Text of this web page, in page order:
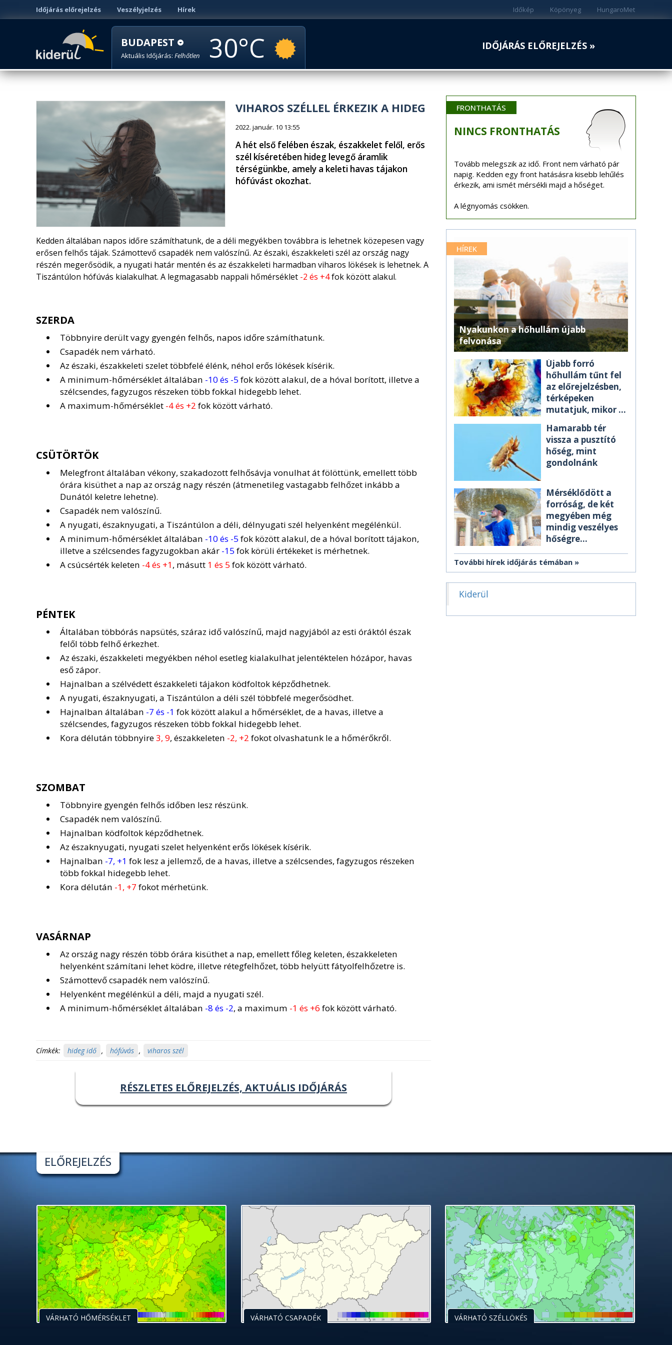
Időjárás előrejelzés Veszélyjelzés Hírek HungaroMet
Köpönyeg
Időkép
BUDAPEST
Aktuális Időjárás: Felhőtlen 30 IDŐJÁRÁS ELŐREJELZÉS »
VIHAROS SZÉLLEL ÉRKEZIK A HIDEG
2022. január. 10 13:55
A hét első felében észak, északkelet felől, erős
szél kíséretében hideg levegő áramlik
térségünkbe, amely a keleti havas tájakon
hófúvást okozhat.
Kedden általában napos időre számíthatunk, de a déli megyékben továbbra is lehetnek közepesen vagy
erősen felhős tájak. Számottevő csapadék nem valószínű. Az északi, északkeleti szél az ország nagy
részén megerősödik, a nyugati határ mentén és az északkeleti harmadban viharos lökések is lehetnek. A
Tiszántúlon hófúvás kialakulhat. A legmagasabb nappali hőmérséklet -2 és +4fok között alakul.
SZERDA
Többnyire derült vagy gyengén felhős, napos időre számíthatunk.
Csapadék nem várható.
Az északi, északkeleti szelet többfelé élénk, néhol erős lökések kísérik.
A minimum-hőmérséklet általában -10 és -5 fok között alakul, de a hóval borított, illetve a
szélcsendes, fagyzugos részeken több fokkal hidegebb lehet.
A maximum-hőmérséklet -4 és +2 fok között várható.
CSÜTÖRTÖK
Melegfront általában vékony, szakadozott felhősávja vonulhat át fölöttünk, emellett több
órára kisüthet a nap az ország nagy részén (átmenetileg vastagabb felhőzet inkább a
Dunától keletre lehetne).
Csapadék nem valószínű.
A nyugati, északnyugati, a Tiszántúlon a déli, délnyugati szél helyenként megélénkül.
A minimum-hőmérséklet általában -10 és -5 fok között alakul, de a hóval borított tájakon,
illetve a szélcsendes fagyzugokban akár -15 fok körüli értékeket is mérhetnek.
A csúcsérték keleten -4 és +1, másutt 1 és 5 fok között várható.
PÉNTEK
Általában többórás napsütés, száraz idő valószínű, majd nagyjából az esti óráktól észak
felől több felhő érkezhet.
Az északi, északkeleti megyékben néhol esetleg kialakulhat jelentéktelen hózápor, havas
eső zápor.
Hajnalban a szélvédett északkeleti tájakon ködfoltok képződhetnek.
A nyugati, északnyugati, a Tiszántúlon a déli szél többfelé megerősödhet.
Hajnalban általában -7 és -1 fok között alakul a hőmérséklet, de a havas, illetve a
szélcsendes, fagyzugos részeken több fokkal hidegebb lehet.
Kora délután többnyire3, 9, északkeleten -2, +2 fokot olvashatunk le a hőmérőkről.
SZOMBAT
Többnyire gyengén felhős időben lesz részünk.
Csapadék nem valószínű.
Hajnalban ködfoltok képződhetnek.
Az északnyugati, nyugati szelet helyenként erős lökések kísérik.
Hajnalban -7, +1 fok lesz a jellemző, de a havas, illetve a szélcsendes, fagyzugos részeken
több fokkal hidegebb lehet.
Kora délután -1, +7 fokot mérhetünk.
VASÁRNAP
Az ország nagy részén több órára kisüthet a nap, emellett főleg keleten, északkeleten
helyenként számítani lehet ködre, illetve rétegfelhőzet, több helyütt fátyolfelhőzetre is.
Számottevő csapadék nem valószínű.
Helyenként megélénkül a déli, majd a nyugati szél.
A minimum-hőmérséklet általában -8 és -2, a maximum -1 és +6 fok között várható.
Címkék: hideg idő , hófúvás , viharos szél
RÉSZLETES ELŐREJELZÉS, AKTUÁLIS IDŐJÁRÁS
FRONTHATÁS
NINCS FRONTHATÁS
Tovább melegszik az idő. Front nem várható pár
napig. Kedden egy front hatásásra kisebb lehűlés
érkezik, ami ismét mérsékli majd a hőséget.
A légnyomás csökken.
HÍREK
Nyakunkon a hőhullám újabb
felvonása
Újabb forró
hőhullám tűnt fel
az előrejelzésben,
térképeken
mutatjuk, mikor ér
Hamarabb tér
vissza a pusztító
hőség, mint
gondolnánk
Mérséklődött a
forróság, de két
megyében még
mindig veszélyes
hőségre
További hírek időjárás témában
Kiderül
ELŐREJELZÉS
VÁRHATÓ HŐMÉRSÉKLET VÁRHATÓ CSAPADÉK VÁRHATÓ SZÉLLÖKÉS